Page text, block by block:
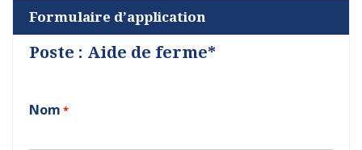
Formulaire d’application
Poste : Aide de ferme*
Nom *